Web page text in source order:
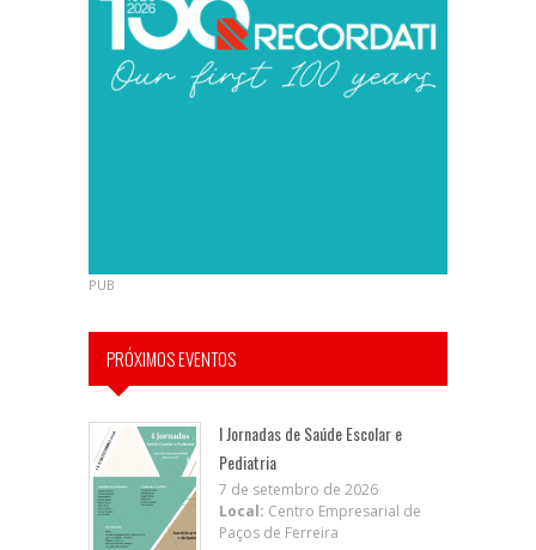
PUB
PRÓXIMOS EVENTOS
I Jornadas de Saúde Escolar e
Pediatria
7 de setembro de 2026
Local: Centro Empresarial de
Paços de Ferreira